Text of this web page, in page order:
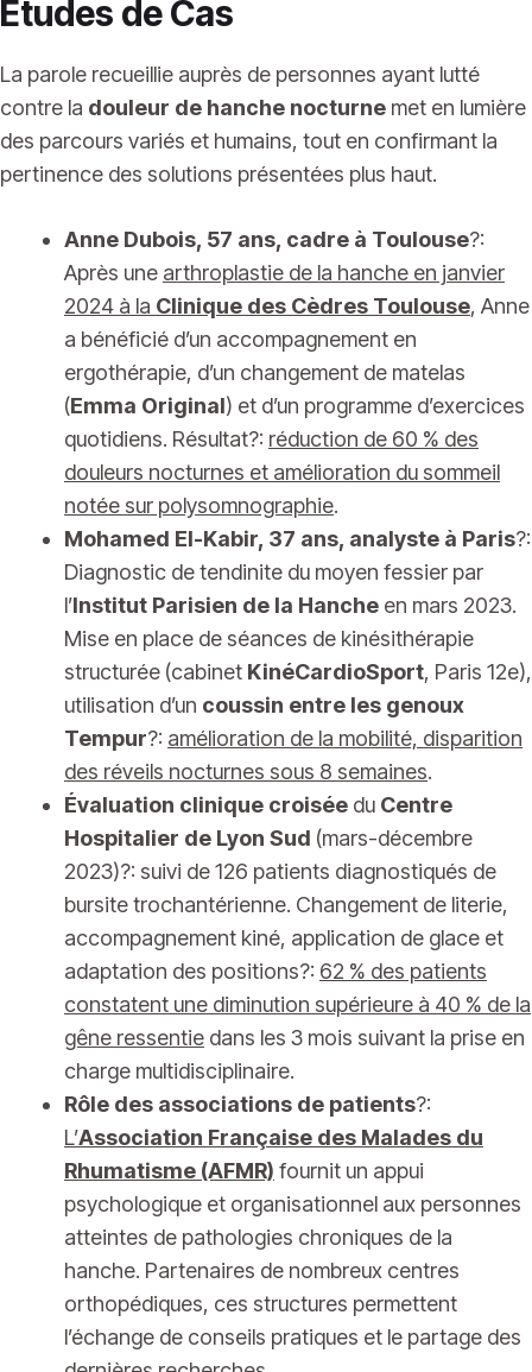
Études de Cas
La parole recueillie auprès de personnes ayant lutté
contre la douleur de hanche nocturne met en lumière
des parcours variés et humains, tout en confirmant la
pertinence des solutions présentées plus haut.
Anne Dubois, 57 ans, cadre à Toulouse?:
Après une arthroplastie de la hanche en janvier
2024 à la Clinique des Cèdres Toulouse, Anne
a bénéficié d’un accompagnement en
ergothérapie, d’un changement de matelas
(Emma Original) et d’un programme d’exercices
quotidiens. Résultat?: réduction de 60 % des
douleurs nocturnes et amélioration du sommeil
notée sur polysomnographie.
Mohamed El-Kabir, 37 ans, analyste à Paris?:
Diagnostic de tendinite du moyen fessier par
l’Institut Parisien de la Hanche en mars 2023.
Mise en place de séances de kinésithérapie
structurée (cabinet KinéCardioSport, Paris 12e),
utilisation d’un coussin entre les genoux
Tempur?: amélioration de la mobilité, disparition
des réveils nocturnes sous 8 semaines.
Évaluation clinique croisée du Centre
Hospitalier de Lyon Sud (mars-décembre
2023)?: suivi de 126 patients diagnostiqués de
bursite trochantérienne. Changement de literie,
accompagnement kiné, application de glace et
adaptation des positions?: 62 % des patients
constatent une diminution supérieure à 40 % de la
gêne ressentie dans les 3 mois suivant la prise en
charge multidisciplinaire.
Rôle des associations de patients?:
L’Association Française des Malades du
Rhumatisme (AFMR) fournit un appui
psychologique et organisationnel aux personnes
atteintes de pathologies chroniques de la
hanche. Partenaires de nombreux centres
orthopédiques, ces structures permettent
l’échange de conseils pratiques et le partage des